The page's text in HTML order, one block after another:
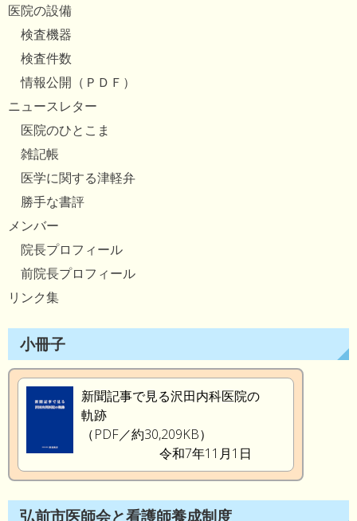
医院の設備
検査機器
検査件数
情報公開（ＰＤＦ）
ニュースレター
医院のひとこま
雑記帳
医学に関する津軽弁
勝手な書評
メンバー
院長プロフィール
前院長プロフィール
リンク集
小冊子
新聞記事で見る沢田内科医院の
軌跡
（PDF／約30,209KB）
令和7年11月1日
弘前市医師会と看護師養成制度